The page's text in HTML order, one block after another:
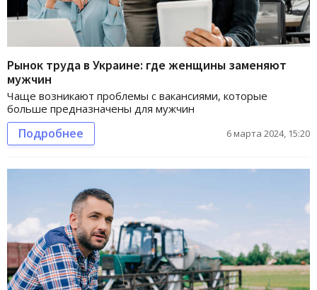
Рынок труда в Украине: где женщины заменяют
мужчин
Чаще возникают проблемы с вакансиями, которые
больше предназначены для мужчин
Подробнее 6 марта 2024, 15:20